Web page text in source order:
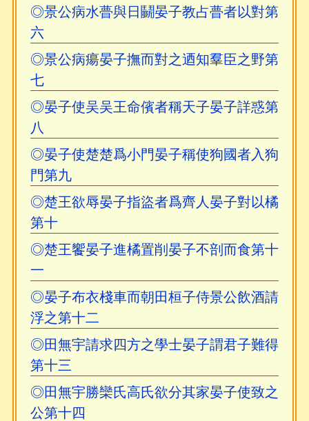
◎景公病水瞢與日鬭晏子教占瞢者以對第
六
◎景公病瘍晏子撫而對之迺知羣臣之野第
七
◎晏子使吴吴王命儐者稱天子晏子詳惑第
八
◎晏子使楚楚爲小門晏子稱使狗國者入狗
門第九
◎楚王欲辱晏子指盜者爲齊人晏子對以橘
第十
◎楚王饗晏子進橘置削晏子不剖而食第十
一
◎晏子布衣棧車而朝田桓子侍景公飲酒請
浮之第十二
◎田無宇請求四方之學士晏子謂君子難得
第十三
◎田無宇勝欒氏高氏欲分其家晏子使致之
公第十四